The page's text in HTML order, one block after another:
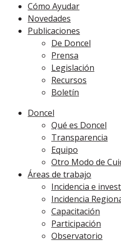
Cómo Ayudar
Novedades
Publicaciones
De Doncel
Prensa
Legislación
Recursos
Boletín
Doncel
Qué es Doncel
Transparencia
Equipo
Otro Modo de
Áreas de trabajo
Incidencia e
Incidencia
Capacitación
Participación
Observatorio